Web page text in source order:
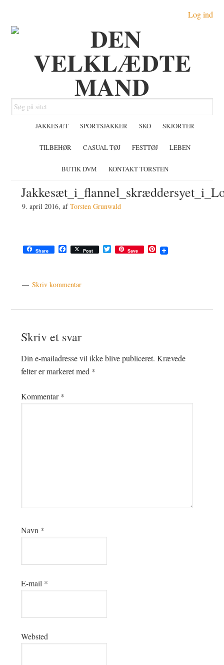
indhold
Log ind
Søg
på
JAKKESÆT SPORTSJAKKER SKO SKJORTER
TILBEHØR CASUAL TØJ FESTTØJ LEBEN
BUTIK DVM KONTAKT TORSTEN
9. april 2016, afTorsten Grunwald
Share Facebook
Post TwitterSave Pinterest
Skriv kommentar
Skriv et svar
Din e-mailadresse vil ikke blive publiceret. Krævede
felter er markeret med *
Kommentar*
Navn *
E-mail *
Websted